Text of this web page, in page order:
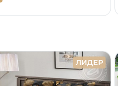
ЛИДЕР